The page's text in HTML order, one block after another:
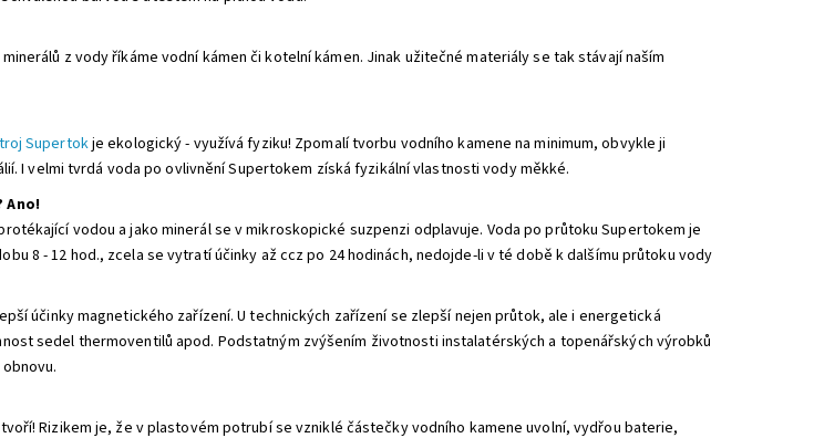
z vody říkáme vodní kámen či kotelní kámen. Jinak užitečné materiály se tak stávají naším
Supertokje ekologický - využívá fyziku! Zpomalí tvorbu vodního kamene na minimum, obvykle ji
I velmi tvrdá voda po ovlivnění Supertokem získá fyzikální vlastnosti vody měkké.
Ano!
vodou a jako minerál se v mikroskopické suzpenzi odplavuje. Voda po průtoku Supertokem je
8 - 12 hod., zcela se vytratí účinky až ccz po 24 hodinách, nedojde-li v té době k dalšímu průtoku vody
účinky magnetického zařízení. U technických zařízení se zlepší nejen průtok, ale i energetická
sedel thermoventilů apod. Podstatným zvýšením životnosti instalatérských a topenářských výrobků
Rizikem je, že v plastovém potrubí se vzniklé částečky vodního kamene uvolní, vydřou baterie,